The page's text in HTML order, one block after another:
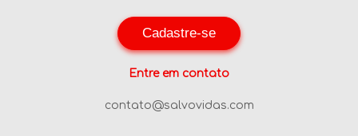
Cadastre-se
Entre em contato
contato@salvovidas.com